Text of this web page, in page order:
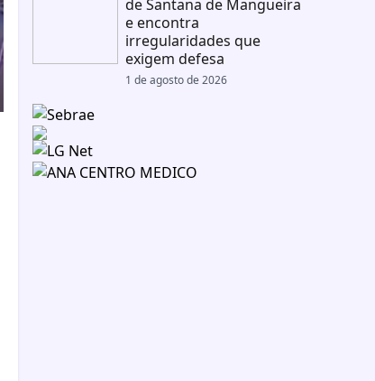
de Santana de Mangueira
e encontra
irregularidades que
exigem defesa
1 de agosto de 2026